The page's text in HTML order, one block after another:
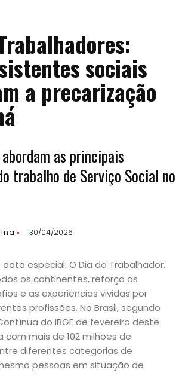
sociais
a precarização
as principais
trabalho de Serviço Social no
30/04/2026
data especial. O Dia do Trabalhador,
os continentes, reforça as
e as experiências vividas por
profissões. No Brasil, segundo
do IBGE de fevereiro deste
com mais de 102 milhões de
diferentes categorias de
pessoas em situação de